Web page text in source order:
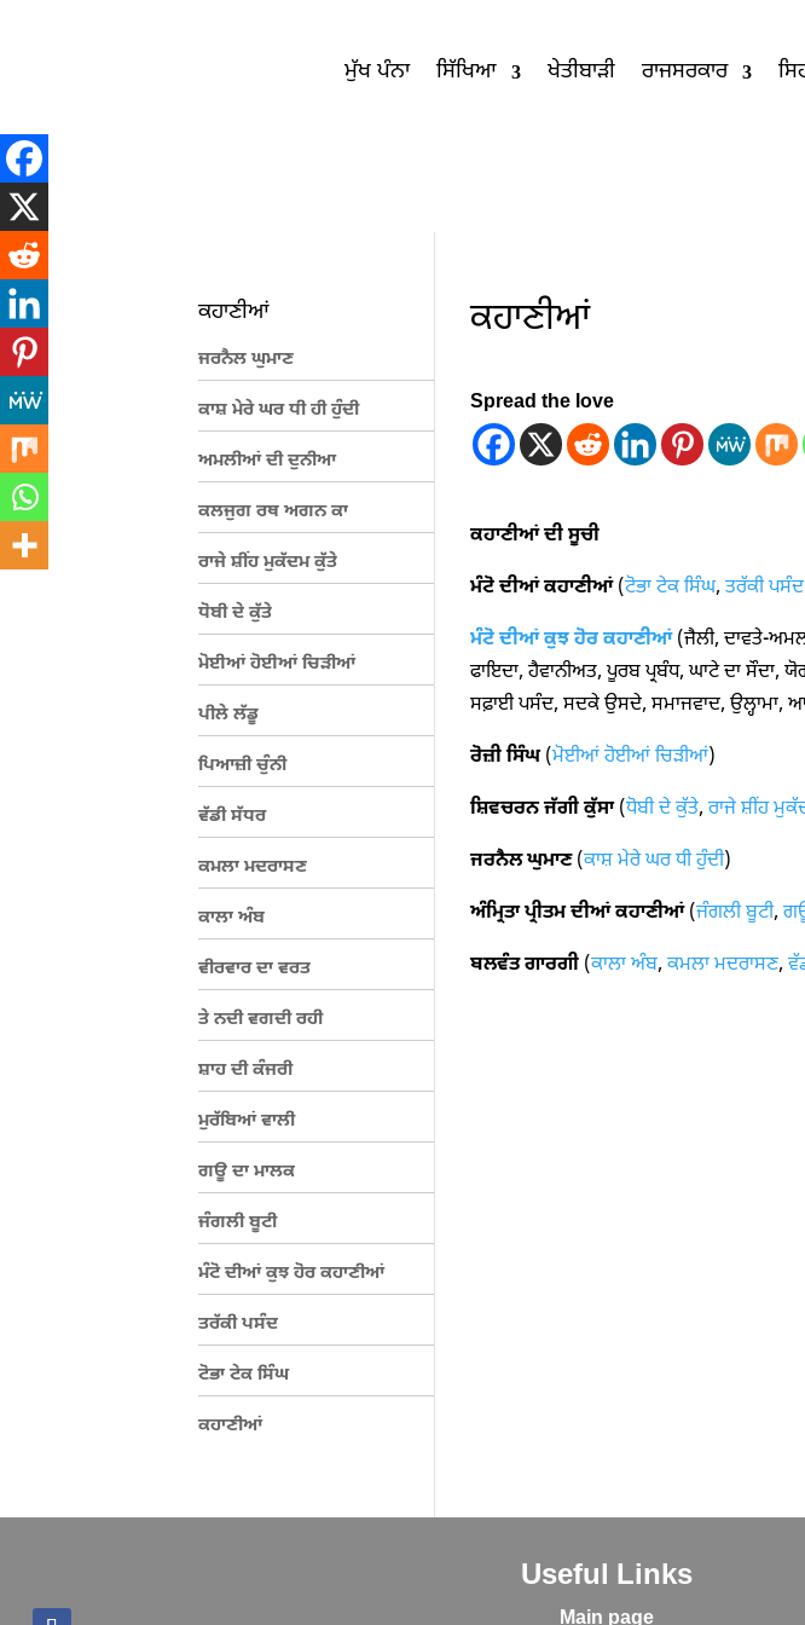
ਮੁੱਖ ਪੰਨਾ ਸਿੱਖਿਆ ਖੇਤੀਬਾੜੀ ਰਾਜਸਰਕਾਰ
ਕਹਾਣੀਆਂ
Spread the love
ਕਹਾਣੀਆਂ ਦੀ ਸੂਚੀ
ਮੰਟੋ ਦੀਆਂ ਕਹਾਣੀਆਂ(ਟੋਭਾ ਟੇਕ ਸਿੰਘ, ਤਰੱਕੀ ਪਸੰਦ
ਮੰਟੋ ਦੀਆਂ ਕੁਝ ਹੋਰ ਕਹਾਣੀਆਂ(ਜੈਲੀ, ਦਾਵਤੇ-
ਫਾਇਦਾ, ਹੈਵਾਨੀਅਤ, ਪੂਰਬ ਪ੍ਰਬੰਧ, ਘਾਟੇ ਦਾ ਸੌਦਾ,
ਸਫ਼ਾਈ ਪਸੰਦ, ਸਦਕੇ ਉਸਦੇ, ਸਮਾਜਵਾਦ, ਉਲ੍ਹਾਮਾ,
ਰੋਜ਼ੀ ਸਿੰਘ(ਮੋਈਆਂ ਹੋਈਆਂ ਚਿੜੀਆਂ)
ਸ਼ਿਵਚਰਨ ਜੱਗੀ ਕੁੱਸਾ(ਧੋਬੀ ਦੇ ਕੁੱਤੇ, ਰਾਜੇ ਸ਼ੀਂਹ
ਜਰਨੈਲ ਘੁਮਾਣ(ਕਾਸ਼ ਮੇਰੇ ਘਰ ਧੀ ਹੁੰਦੀ)
ਅੰਮ੍ਰਿਤਾ ਪ੍ਰੀਤਮ ਦੀਆਂ ਕਹਾਣੀਆਂ(ਜੰਗਲੀ ਬੂਟੀ,
ਬਲਵੰਤ ਗਾਰਗੀ(ਕਾਲਾ ਅੰਬ, ਕਮਲਾ ਮਦਰਾਸਣ,
ਕਹਾਣੀਆਂ
ਜਰਨੈਲ ਘੁਮਾਣ
ਕਾਸ਼ ਮੇਰੇ ਘਰ ਧੀ ਹੀ ਹੁੰਦੀ
ਅਮਲੀਆਂ ਦੀ ਦੁਨੀਆ
ਕਲਜੁਗ ਰਥ ਅਗਨ ਕਾ
ਰਾਜੇ ਸ਼ੀਂਹ ਮੁਕੱਦਮ ਕੁੱਤੇ
ਧੋਬੀ ਦੇ ਕੁੱਤੇ
ਮੋਈਆਂ ਹੋਈਆਂ ਚਿੜੀਆਂ
ਪੀਲੇ ਲੱਡੂ
ਪਿਆਜ਼ੀ ਚੁੰਨੀ
ਵੱਡੀ ਸੱਧਰ
ਕਮਲਾ ਮਦਰਾਸਣ
ਕਾਲਾ ਅੰਬ
ਵੀਰਵਾਰ ਦਾ ਵਰਤ
ਤੇ ਨਦੀ ਵਗਦੀ ਰਹੀ
ਸ਼ਾਹ ਦੀ ਕੰਜਰੀ
ਮੁਰੱਬਿਆਂ ਵਾਲੀ
ਗਊ ਦਾ ਮਾਲਕ
ਜੰਗਲੀ ਬੂਟੀ
ਮੰਟੋ ਦੀਆਂ ਕੁਝ ਹੋਰ ਕਹਾਣੀਆਂ
ਤਰੱਕੀ ਪਸੰਦ
ਟੋਭਾ ਟੇਕ ਸਿੰਘ
ਕਹਾਣੀਆਂ
Useful Links
Main page